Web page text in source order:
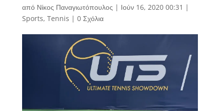
από Νίκος Παναγιωτόπουλος | Ιούν 16, 2020 00:31 |
Sports, Tennis | 0 Σχόλια